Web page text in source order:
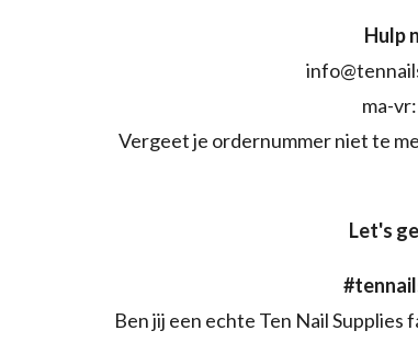
Hulp
ma-
Vergeet je ordernummer niet te
Let's
Ben jij een echte Ten Nail